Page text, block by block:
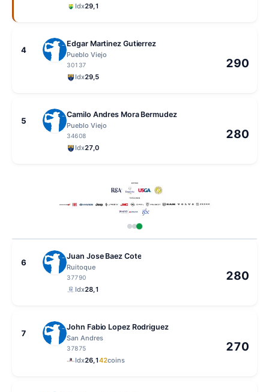
Idx29,1
4
Edgar Martinez Gutierrez
Pueblo Viejo
30137
Idx29,5
290
5
Camilo Andres Mora Bermudez
Pueblo Viejo
34608
Idx27,0
280
6
Juan Jose Baez Cote
Ruitoque
37790
Idx28,1
280
7
John Fabio Lopez Rodriguez
San Andres
37875
Idx26,142coins
270